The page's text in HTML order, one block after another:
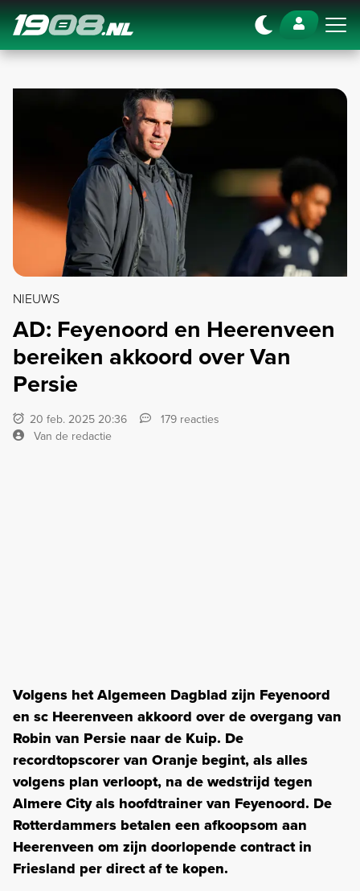
Navigation
NIEUWS
AD: Feyenoord en Heerenveen
bereiken akkoord over Van
Persie
20 feb. 2025 20:36
179 reacties
Van de redactie
Volgens het Algemeen Dagblad zijn Feyenoord
en sc Heerenveen akkoord over de overgang van
Robin van Persie naar de Kuip. De
recordtopscorer van Oranje begint, als alles
volgens plan verloopt, na de wedstrijd tegen
Almere City als hoofdtrainer van Feyenoord. De
Rotterdammers betalen een afkoopsom aan
Heerenveen om zijn doorlopende contract in
Friesland per direct af te kopen.